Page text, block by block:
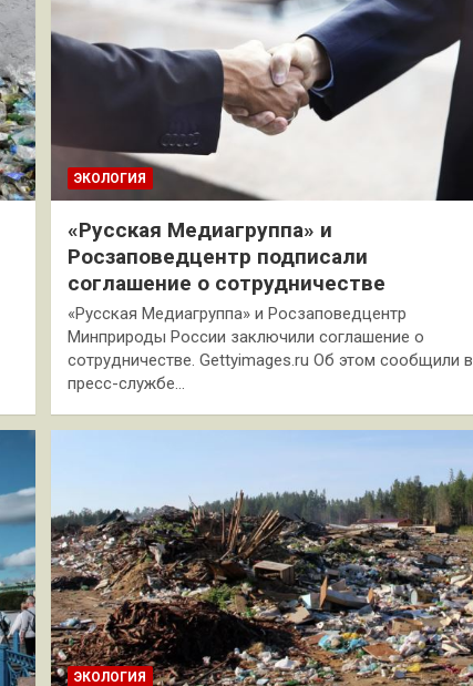
ЭКОЛОГИЯ
«Русская Медиагруппа» и
Росзаповедцентр подписали
соглашение о сотрудничестве
«Русская Медиагруппа» и Росзаповедцентр
Минприроды России заключили соглашение о
сотрудничестве. Gettyimages.ru Об этом сообщили в
пресс-службе…
ЭКОЛОГИЯ